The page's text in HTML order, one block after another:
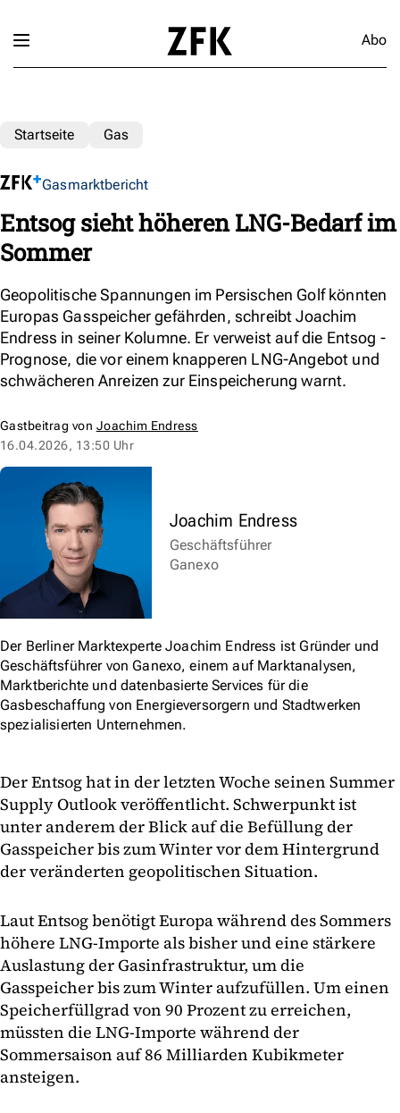
Abo
Startseite Gas
Gasmarktbericht
Entsog sieht höheren LNG-Bedarf im
Sommer
Geopolitische Spannungen im Persischen Golf könnten
Europas Gasspeicher gefährden, schreibt Joachim
Endress in seiner Kolumne. Er verweist auf die Entsog -
Prognose, die vor einem knapperen LNG-Angebot und
schwächeren Anreizen zur Einspeicherung warnt.
Gastbeitrag von Joachim Endress
16.04.2026, 13:50 Uhr
Joachim Endress
Geschäftsführer
Ganexo
Der Berliner Marktexperte Joachim Endress ist Gründer und
Geschäftsführer von Ganexo, einem auf Marktanalysen,
Marktberichte und datenbasierte Services für die
Gasbeschaffung von Energieversorgern und Stadtwerken
spezialisierten Unternehmen.
Der Entsog hat in der letzten Woche seinen Summer
Supply Outlook veröffentlicht. Schwerpunkt ist
unter anderem der Blick auf die Befüllung der
Gasspeicher bis zum Winter vor dem Hintergrund
der veränderten geopolitischen Situation.
Laut Entsog benötigt Europa während des Sommers
höhere LNG-Importe als bisher und eine stärkere
Auslastung der Gasinfrastruktur, um die
Gasspeicher bis zum Winter aufzufüllen. Um einen
Speicherfüllgrad von 90 Prozent zu erreichen,
müssten die LNG-Importe während der
Sommersaison auf 86 Milliarden Kubikmeter
ansteigen.